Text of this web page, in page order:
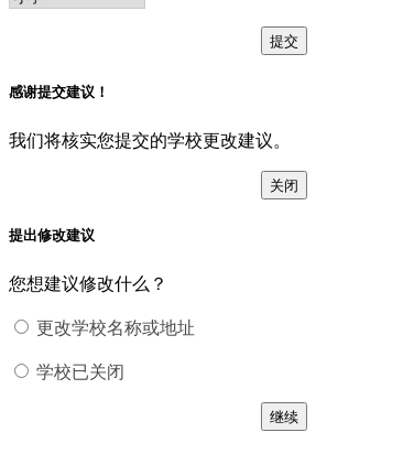
提交
感谢提交建议！
我们将核实您提交的学校更改建议。
关闭
提出修改建议
您想建议修改什么？
更改学校名称或地址
学校已关闭
继续